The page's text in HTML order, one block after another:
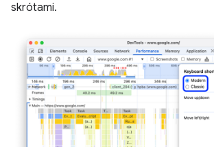
skrótami.